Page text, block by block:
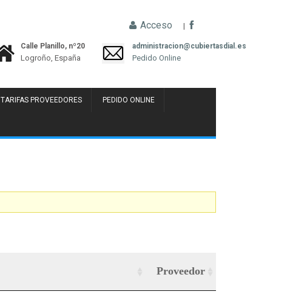
Acceso |
Calle Planillo, nº20
Logroño, España
administracion@cubiertasdial.es
Pedido Online
TARIFAS PROVEEDORES PEDIDO ONLINE
Proveedor